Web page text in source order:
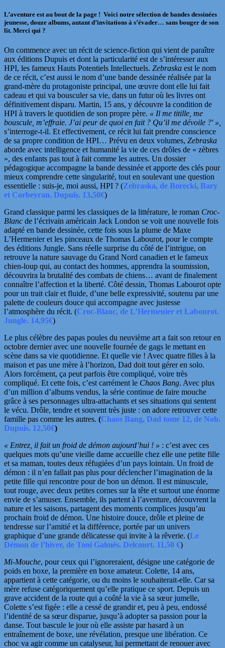
L’aventure est au bout de la page ! Voici notre sélection de bandes dessinées
jeunesse, douze albums, autant d’invitations à s’évader… sans bouger de son
lit. Merci qui ?
On commence avec un récit de science-fiction qui vient de paraître
aux éditions Dupuis et dont la particularité est de s’intéresser aux
HPI, les fameux Hauts Potentiels Intellectuels. Zebraska est le nom
de ce récit, c’est aussi le nom d’une bande dessinée réalisée par la
grand-mère du protagoniste principal, une œuvre dont elle lui fait
cadeau et qui va bousculer sa vie, dans un futur où les livres ont
définitivement disparu. Martin, 15 ans, y découvre la condition de
HPI à travers le quotidien de son propre père. « Il me titille, me
bouscule, m’effraie. J’ai peur de quoi en fait ? Qu’il me dévoile ?' »,
s’interroge-t-il. Et effectivement, ce récit lui fait prendre conscience
de sa propre condition de HPI… Prévu en deux volumes, Zebraska
aborde avec intelligence et humanité la vie de ces drôles de « zèbres
», des enfants pas tout à fait comme les autres. Un dossier
pédagogique accompagne la bande dessinée et apporte des clés pour
mieux comprendre cette singularité, tout en soulevant une question
essentielle : suis-je, moi aussi, HPI ? (Zebraska, de Borecki, Bary
et Corbeyran. Dupuis. 13,50€)
Grand classique parmi les classiques de la littérature, le roman Croc-
Blanc de l’écrivain américain Jack London se voit une nouvelle fois
adapté en bande dessinée, cette fois sous la plume de Maxe
L’Hermenier et les pinceaux de Thomas Labourot, pour le compte
des éditions Jungle. Sans réelle surprise du côté de l’intrigue, on
retrouve la nature sauvage du Grand Nord canadien et le fameux
chien-loup qui, au contact des hommes, apprendra la soumission,
découvrira la brutalité des combats de chiens… avant de finalement
connaître l’affection et la liberté. Côté dessin, Thomas Labourot opte
pour un trait clair et fluide, d’une belle expressivité, soutenu par une
palette de couleurs douce qui accompagne avec justesse
l’atmosphère du récit. (Croc-Blanc, de L’Hermenier et Labourot.
Jungle. 14,95€)
Le plus célèbre des papas poules du neuvième art a fait son retour en
octobre dernier avec une nouvelle fournée de gags le mettant en
scène dans sa vie quotidienne. Et quelle vie ! Avec quatre filles à la
maison et pas une mère à l’horizon, Dad doit tout gérer en solo.
Alors forcément, ça peut parfois être compliqué, voire très
compliqué. Et cette fois, c’est carrément le Chaos Bang. Avec plus
d’un million d’albums vendus, la série continue de faire mouche
grâce à ses personnages ultra-attachants et ses situations qui sentent
le vécu. Drôle, tendre et souvent très juste : on adore retrouver cette
famille pas comme les autres. (Chaos Bang, Dad tome 12, de Nob.
Dupuis. 12,50€)
« Entrez, il fait un froid de démon aujourd’hui ! » : c’est avec ces
quelques mots qu’une vieille dame accueille chez elle une petite fille
et sa maman, toutes deux réfugiées d’un pays lointain. Un froid de
démon : il n’en fallait pas plus pour déclencher l’imagination de la
petite fille qui rencontre pour de bon un démon. Il est minuscule,
tout rouge, avec deux petites cornes sur la tête et surtout une énorme
envie de s’amuser. Ensemble, ils partent à l’aventure, découvrent la
nature et les saisons, partagent des moments complices jusqu’au
prochain froid de démon. Une histoire douce, drôle et pleine de
tendresse sur l’amitié et la différence, portée par un univers
graphique d’une grande délicatesse qui invite à la rêverie. (Le
Démon de l’hiver, de Toni Galmés. Delcourt. 11,50 €)
Mi-Mouche, pour ceux qui l’ignoreraient, désigne une catégorie de
poids en boxe, la première en boxe amateur. Colette, 14 ans,
appartient à cette catégorie, ou du moins le souhaiterait-elle. Car sa
mère refuse catégoriquement qu’elle pratique ce sport. Depuis un
grave accident de la route qui a coûté la vie à sa sœur jumelle,
Colette s’est figée : elle a cessé de grandir et, peu à peu, endossé
l’identité de sa sœur disparue, jusqu’à adopter sa passion pour la
danse. Tout bascule le jour où elle assiste par hasard à un
entraînement de boxe, une révélation, presque une libération. Ce
choc va agir comme un catalyseur, lui permettant de renouer avec